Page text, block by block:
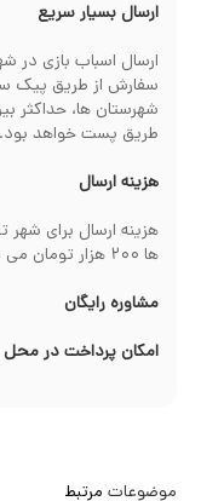
ارسال بسیار سریع
سفارش از طریق پیک
طریق پست خواهد بود.
هزینه ارسال
ها ۲۰۰ هزار تومان می باشد.
مشاوره رایگان
امکان پرداخت در محل
موضوعات مرتبط